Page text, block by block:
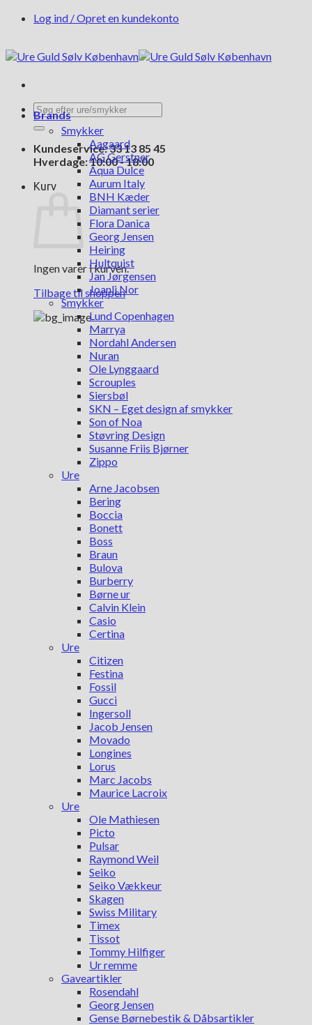
FortsætLog ind / Opret en kundekonto
Søg
efter:
Kundeservice: 33 13 85 45
Hverdage: 10:00 - 18:00
Kurv
Ingen varer i kurven.
Tilbage til shoppen
Brands
Smykker
Aagaard
AG Gerstner
Aqua Dulce
Aurum Italy
BNH Kæder
Diamant serier
Flora Danica
Georg Jensen
Heiring
Hultquist
Jan Jørgensen
Joanli Nor
Smykker
Lund Copenhagen
Marrya
Nordahl Andersen
Nuran
Ole Lynggaard
Scrouples
Siersbøl
SKN – Eget design af smykker
Son of Noa
Støvring Design
Susanne Friis Bjørner
Zippo
Ure
Arne Jacobsen
Bering
Boccia
Bonett
Boss
Braun
Bulova
Burberry
Børne ur
Calvin Klein
Casio
Certina
Ure
Citizen
Festina
Fossil
Gucci
Ingersoll
Jacob Jensen
Movado
Longines
Lorus
Marc Jacobs
Maurice Lacroix
Ure
Ole Mathiesen
Picto
Pulsar
Raymond Weil
Seiko
Seiko Vækkeur
Skagen
Swiss Military
Timex
Tissot
Tommy Hilfiger
Ur remme
Gaveartikler
Rosendahl
Georg Jensen
Gense Børnebestik & Dåbsartikler